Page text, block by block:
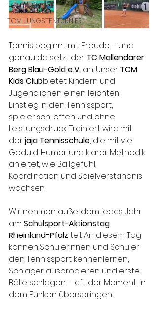
TCM TURNIER
TCM JÜNGSTENTURNIER
Tennis beginnt mit Freude – und
genau da setzt der TC Mallendarer
Berg Blau-Gold e.V. an. Unser TCM
Kids Clubbietet Kindern und
Jugendlichen einen leichten
Einstieg in den Tennissport,
spielerisch, offen und ohne
Leistungsdruck. Trainiert wird mit
der jaja Tennisschule, die mit viel
Geduld, Humor und klarer Methodik
anleitet, wie Ballgefühl,
Koordination und Spielverständnis
wachsen.
Wir nehmen außerdem jedes Jahr
am Schulsport-Aktionstag
Rheinland-Pfalz teil. An diesem Tag
können Schülerinnen und Schüler
den Tennissport kennenlernen,
Schläger ausprobieren und erste
Bälle schlagen – oft der Moment, in
dem Funken überspringen.